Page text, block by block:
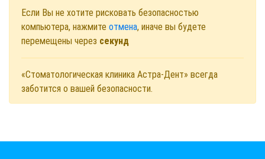
Если Вы не хотите рисковать безопасностью
компьютера, нажмите отмена, иначе вы будете
перемещены через секунд
«Стоматологическая клиника Астра-Дент» всегда
заботится о вашей безопасности.